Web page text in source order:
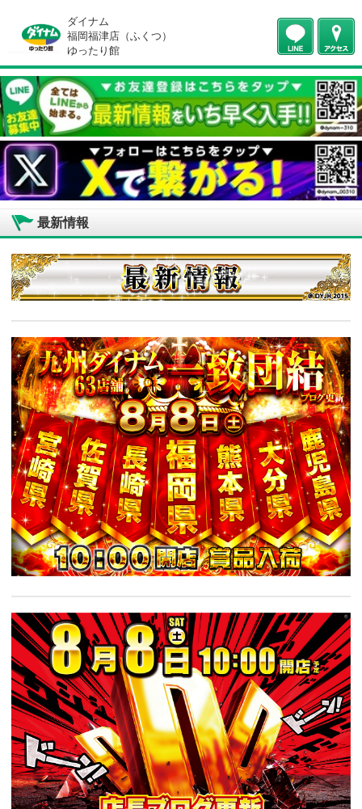
ダイナム
福岡福津店（ふくつ）
ゆったり館
最新情報